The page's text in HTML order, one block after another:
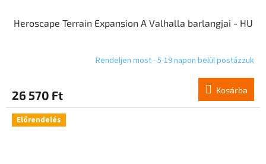
Heroscape Terrain Expansion A Valhalla barlangjai - HU
Rendeljen most - 5-19 napon belül postázzuk
26 570 Ft Kosárba
Előrendelés